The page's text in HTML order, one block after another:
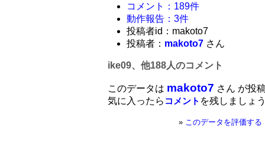
コメント：189件
動作報告：3件
投稿者id：makoto7
投稿者： makoto7 さん
ike09、他188人のコメント
このデータは makoto7 さん が投
気に入ったら コメント を残しましょう
» このデータを評価する